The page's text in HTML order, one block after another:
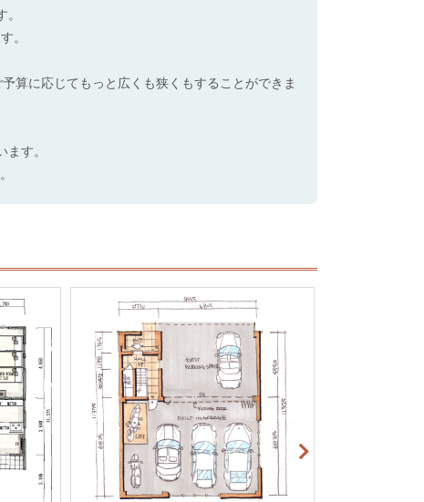
。
算に応じてもっと広くも狭くもすることができま
す。